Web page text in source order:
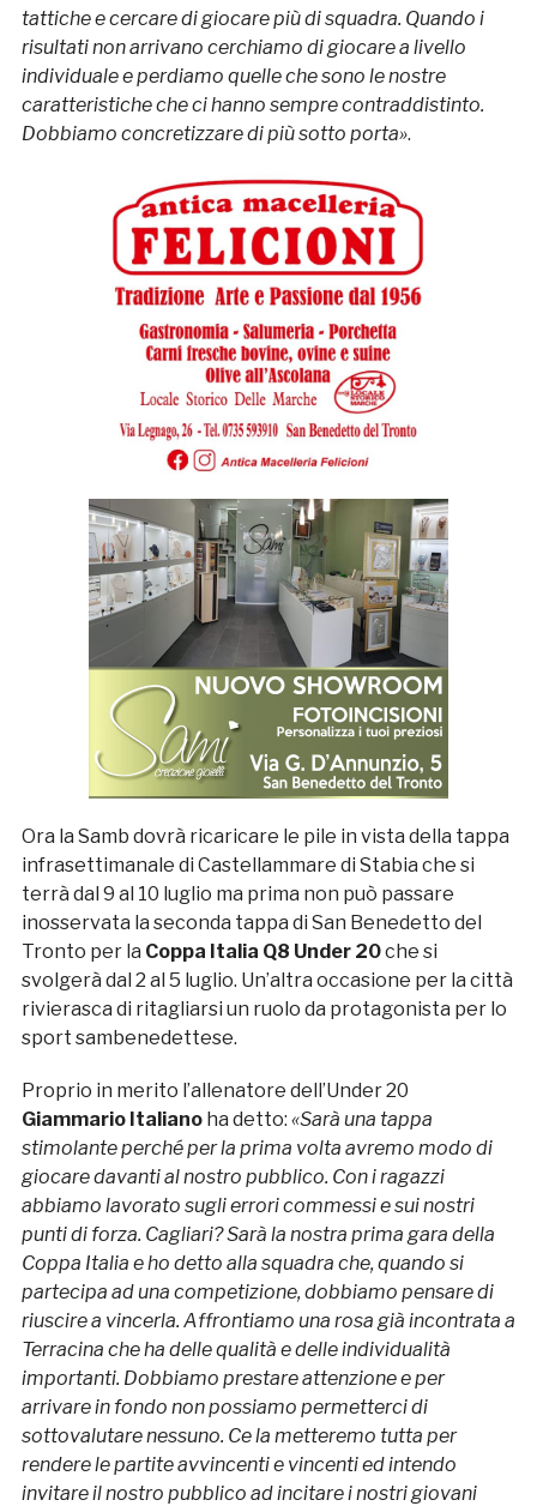
tattiche e cercare di giocare più di squadra. Quando i
risultati non arrivano cerchiamo di giocare a livello
individuale e perdiamo quelle che sono le nostre
caratteristiche che ci hanno sempre contraddistinto.
Dobbiamo concretizzare di più sotto porta».
Ora la Samb dovrà ricaricare le pile in vista della tappa
infrasettimanale di Castellammare di Stabia che si
terrà dal 9 al 10 luglio ma prima non può passare
inosservata la seconda tappa di San Benedetto del
Tronto per la Coppa Italia Q8 Under 20che si
svolgerà dal 2 al 5 luglio. Un’altra occasione per la città
rivierasca di ritagliarsi un ruolo da protagonista per lo
sport sambenedettese.
Proprio in merito l’allenatore dell’Under 20
Giammario Italianoha detto: «Sarà una tappa
stimolante perché per la prima volta avremo modo di
giocare davanti al nostro pubblico. Con i ragazzi
abbiamo lavorato sugli errori commessi e sui nostri
punti di forza. Cagliari? Sarà la nostra prima gara della
Coppa Italia e ho detto alla squadra che, quando si
partecipa ad una competizione, dobbiamo pensare di
riuscire a vincerla. Affrontiamo una rosa già incontrata a
Terracina che ha delle qualità e delle individualità
importanti. Dobbiamo prestare attenzione e per
arrivare in fondo non possiamo permetterci di
sottovalutare nessuno. Ce la metteremo tutta per
rendere le partite avvincenti e vincenti ed intendo
invitare il nostro pubblico ad incitare i nostri giovani